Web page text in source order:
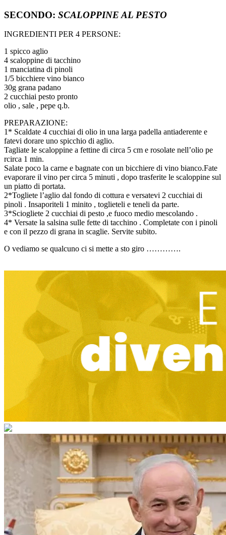
SECONDO: SCALOPPINE AL PESTO
INGREDIENTI PER 4 PERSONE:
1 spicco aglio
4 scaloppine di tacchino
1 manciatina di pinoli
1/5 bicchiere vino bianco
30g grana padano
2 cucchiai pesto pronto
olio , sale , pepe q.b.
PREPARAZIONE:
1* Scaldate 4 cucchiai di olio in una larga padella antiaderente e
fatevi dorare uno spicchio di aglio.
Tagliate le scaloppine a fettine di circa 5 cm e rosolate nell’olio pe
rcirca 1 min.
Salate poco la carne e bagnate con un bicchiere di vino bianco.Fate
evaporare il vino per circa 5 minuti , dopo trasferite le scaloppine sul
un piatto di portata.
2*Togliete l’aglio dal fondo di cottura e versatevi 2 cucchiai di
pinoli . Insaporiteli 1 minito , toglieteli e teneli da parte.
3*Sciogliete 2 cucchiai di pesto ,e fuoco medio mescolando .
4* Versate la salsina sulle fette di tacchino . Completate con i pinoli
e con il pezzo di grana in scaglie. Servite subito.
O vediamo se qualcuno ci si mette a sto giro ………….